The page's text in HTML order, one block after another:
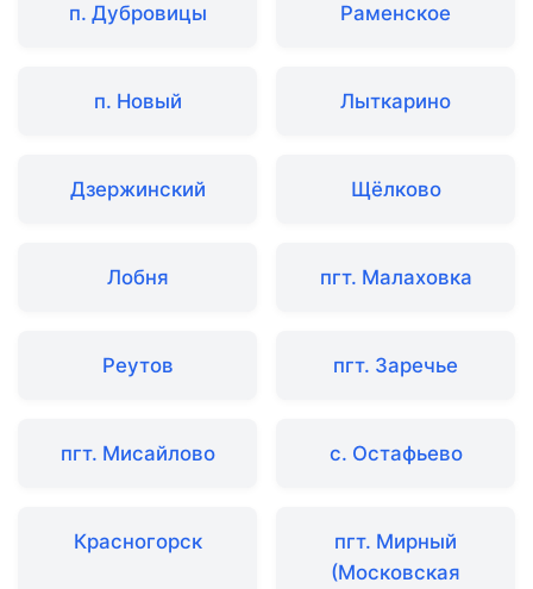
п. Дубровицы Раменское
п. Новый Лыткарино
Дзержинский Щёлково
Лобня пгт. Малаховка
Реутов пгт. Заречье
пгт. Мисайлово с. Остафьево
Красногорск
пгт. Мирный
(Московская